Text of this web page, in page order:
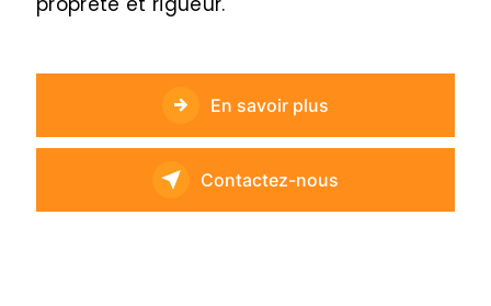
En savoir plus
Contactez-nous